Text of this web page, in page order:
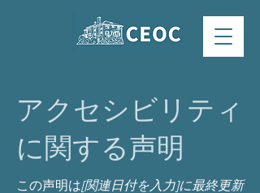
アクセシビリティ
に関する声明
この声明は[関連日付を入力]に最終更新